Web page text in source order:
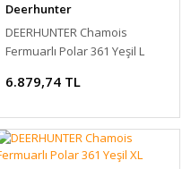
Deerhunter
DEERHUNTER Chamois
Fermuarlı Polar 361 Yeşil L
6.879,74 TL